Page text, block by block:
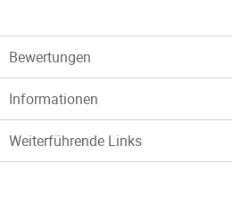
Bewertungen
Informationen
Weiterführende Links